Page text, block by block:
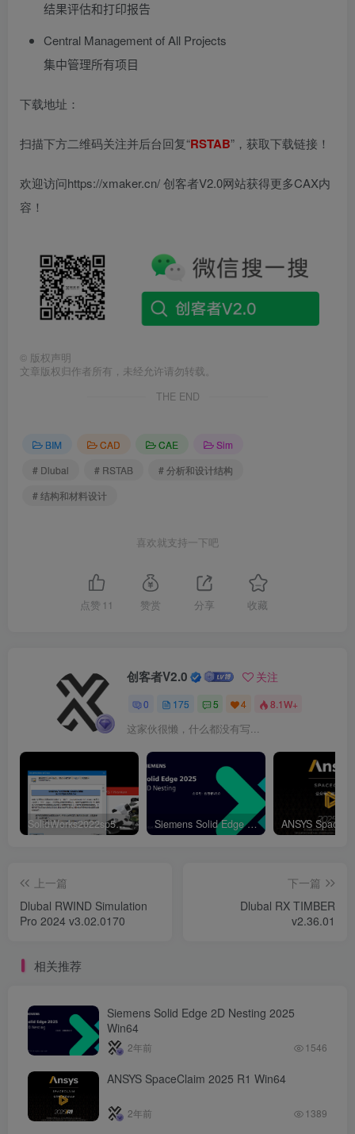
结果评估和打印报告
Central Management of All Projects
集中管理所有项目
下载地址：
扫描下方二维码关注并后台回复“RSTAB”，获取下载链接！
欢迎访问https://xmaker.cn/ 创客者V2.0网站获得更多CAX内
容！
© 版权声明
文章版权归作者所有，未经允许请勿转载。
THE END
BIM CAD CAE
Sim
# Dlubal
# RSTAB
# 分析和设计结构
# 结构和材料设计
喜欢就支持一下吧
点赞 11 赞赏 分享 收藏
创客者V2.0 关注
0 175 5 4 8.1W+
这家伙很懒，什么都没有写...
SolidWorks2022sp5元旦特供绿色精简版 Siemens Solid Edge 2D Nesting 2025 Win64
上一篇
Dlubal RWIND Simulation
Pro 2024 v3.02.0170
下一篇
Dlubal RX TIMBER
v2.36.01
相关推荐
Siemens Solid Edge 2D Nesting 2025
Win64
2年前 1546
ANSYS SpaceClaim 2025 R1 Win64
2年前 1389